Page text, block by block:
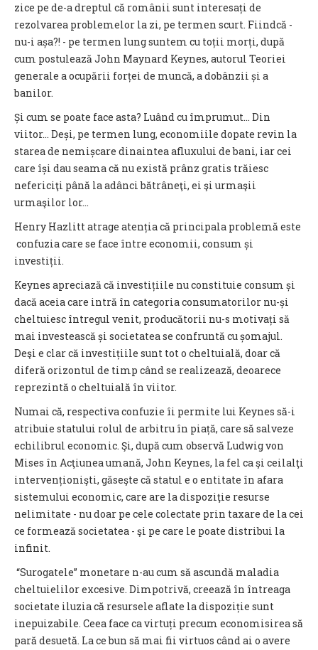
zice pe de-a dreptul că românii sunt interesați de
rezolvarea problemelor la zi, pe termen scurt. Fiindcă -
nu-i așa?! - pe termen lung suntem cu toții morți, după
cum postulează John Maynard Keynes, autorul Teoriei
generale a ocupării forței de muncă, a dobânzii și a
banilor.
Și cum se poate face asta? Luând cu împrumut… Din
viitor… Deși, pe termen lung, economiile dopate revin la
starea de nemișcare dinaintea afluxului de bani, iar cei
care își dau seama că nu există prânz gratis trăiesc
nefericiţi până la adânci bătrâneţi, ei şi urmaşii
urmaşilor lor…
Henry Hazlitt atrage atenția că principala problemă este
confuzia care se face între economii, consum și
investiții.
Keynes apreciază că investițiile nu constituie consum și
dacă aceia care intră în categoria consumatorilor nu-și
cheltuiesc întregul venit, producătorii nu-s motivați să
mai investească și societatea se confruntă cu șomajul.
Deşi e clar că investițiile sunt tot o cheltuială, doar că
diferă orizontul de timp când se realizează, deoarece
reprezintă o cheltuială în viitor.
Numai că, respectiva confuzie îi permite lui Keynes să-i
atribuie statului rolul de arbitru în piață, care să salveze
echilibrul economic. Şi, după cum observă Ludwig von
Mises în Acţiunea umană, John Keynes, la fel ca şi ceilalţi
intervenționişti, găseşte că statul e o entitate în afara
sistemului economic, care are la dispoziţie resurse
nelimitate - nu doar pe cele colectate prin taxare de la cei
ce formează societatea - şi pe care le poate distribui la
infinit.
“Surogatele” monetare n-au cum să ascundă maladia
cheltuielilor excesive. Dimpotrivă, creează în întreaga
societate iluzia că resursele aflate la dispoziție sunt
inepuizabile. Ceea face ca virtuți precum economisirea să
pară desuetă. La ce bun să mai fii virtuos când ai o avere